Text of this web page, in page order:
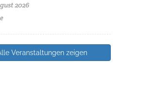
2026
Veranstaltungen zeigen